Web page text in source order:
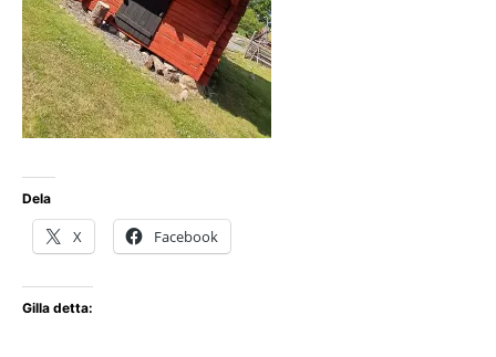
Dela
X Facebook
Gilla detta: